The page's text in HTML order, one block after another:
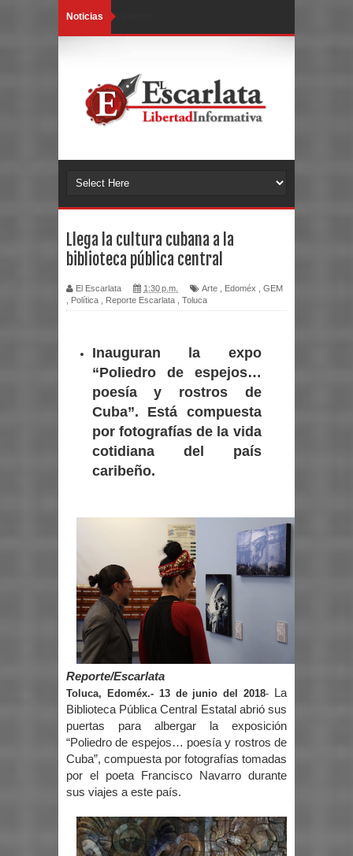
Noticias
Llega la cultura cubana a la
biblioteca pública central
El Escarlata 1:30 p.m. Arte Edoméx
GEM
Política Reporte Escarlata Toluca
Inauguran la expo
“Poliedro de espejos…
poesía y rostros de
Cuba”. Está compuesta
por fotografías de la vida
cotidiana del país
caribeño.
Reporte/Escarlata
Toluca, Edoméx.- 13 de junio del 2018-
La
Biblioteca Pública Central Estatal abrió sus
puertas para albergar la exposición
“Poliedro de espejos… poesía y rostros de
Cuba”, compuesta por fotografías tomadas
por el poeta Francisco Navarro durante
sus viajes a este país.